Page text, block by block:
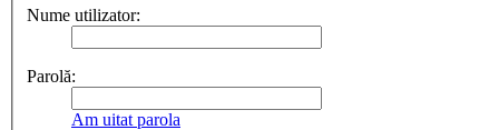
Nume utilizator:
Parolă:
Am uitat parola